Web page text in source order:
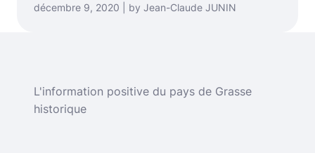
décembre 9, 2020 | by Jean-Claude JUNIN
L'information positive du pays de Grasse
historique